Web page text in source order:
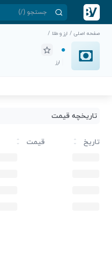
صفحه اصلی / ارز و طلا /
ارز
تاریخچه قیمت
تاریخ قیمت